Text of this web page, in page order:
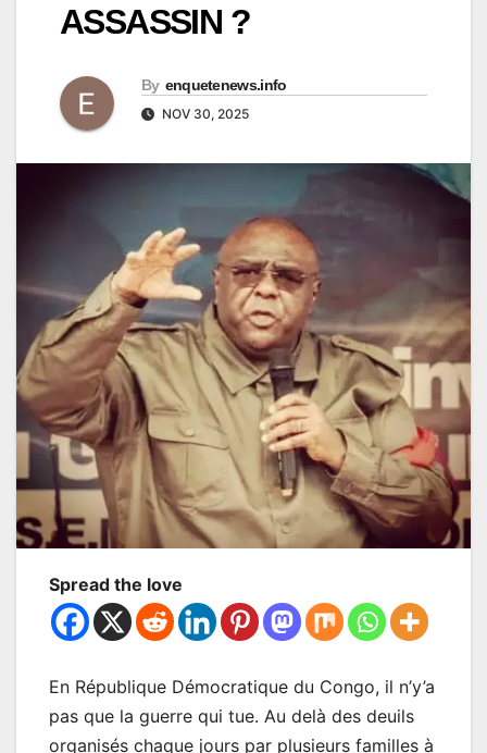
ASSASSIN ?
By enquetenews.info
NOV 30, 2025
Spread the love
En République Démocratique du Congo, il n’y’a
pas que la guerre qui tue. Au delà des deuils
organisés chaque jours par plusieurs familles à